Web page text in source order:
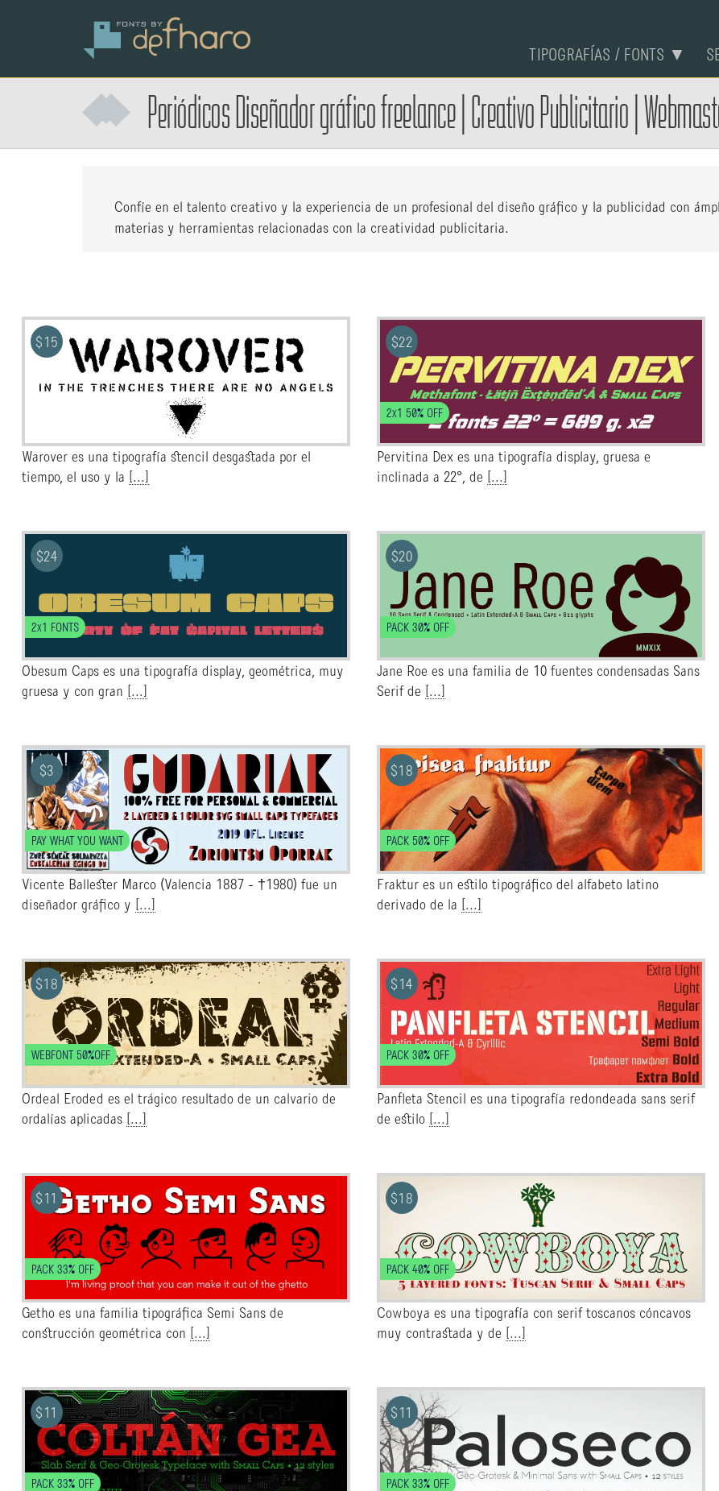
TIPOGRAFÍAS / FONTS ▼
PeriódicosDiseñador gráficofreelance Creativo Publicitario
Confíe en el talento creativo y la experiencia de un profesional del diseño gráfico y la publicidad con
materias y herramientas relacionadas con la creatividad publicitaria.
$15
Warover es una tipografía stencil desgastada por el
tiempo, el uso y la
[...]
$22
2x1 50% OFF
Pervitina Dex es una tipografía display, gruesa e
inclinada a 22°, de
[...]
$24
2x1 FONTS
Obesum Caps es una tipografía display, geométrica, muy
gruesa y con gran
[...]
$20
PACK 30% OFF
Jane Roe es una familia de 10 fuentes condensadas Sans
Serif de
[...]
$3
PAY WHAT YOU WANT
Vicente Ballester Marco (Valencia 1887 - †1980) fue un
diseñador gráfico y
[...]
$18
PACK 50% OFF
Fraktur es un estilo tipográfico del alfabeto latino
derivado de la
[...]
$18
WEBFONT 50%OFF
Ordeal Eroded es el trágico resultado de un calvario de
ordalías aplicadas
[...]
$14
PACK 30% OFF
Panfleta Stencil es una tipografía redondeada sans serif
de estilo
[...]
$11
PACK 33% OFF
Getho es una familia tipográfica Semi Sans de
construcción geométrica con
[...]
$18
PACK 40% OFF
Cowboya es una tipografía con serif toscanos cóncavos
muy contrastada y de
[...]
$11
PACK 33% OFF
$11
PACK 33% OFF